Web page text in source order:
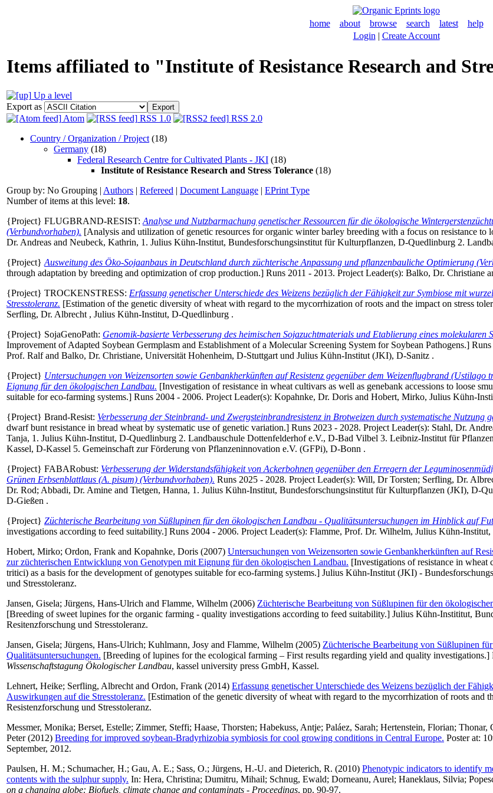
home about browse search latest
help
Login | Create Account
Items affiliated to "Institute of Resistance Research and
Up a level
Export as
Atom
RSS 1.0
RSS 2.0
Country / Organization / Project (18)
Germany (18)
Federal Research Centre for Cultivated Plants - JKI (18)
Institute of Resistance Research and Stress Tolerance (18)
Group by: No Grouping | Authors | Refereed | Document Language | EPrint Type
Number of items at this level: 18.
{Project} FLUGBRAND-RESIST: Analyse und Nutzbarmachung genetischer Ressourcen für die ökologische
(Verbundvorhaben). [Analysis and utilization of genetic resources for organic winter barley breeding with a focus on resistance
Dr. Andreas and Neubeck, Kathrin, 1. Julius Kühn-Institut, Bundesforschungsinstitut für Kulturpflanzen, D-Quedlinburg 2.
{Project} Ausweitung des Öko-Sojaanbaus in Deutschland durch züchterische Anpassung und pflanzenbauliche Optimierung
through adaptation by breeding and optimization of crop production.] Runs 2011 - 2013. Project Leader(s): Balko, Dr. Christiane
{Project} TROCKENSTRESS: Erfassung genetischer Unterschiede des Weizens bezüglich der Fähigkeit zur Symbiose mit
Stresstoleranz. [Estimation of the genetic diversity of wheat with regard to the mycorrhization of roots and the impact on stress
Serfling, Dr. Albrecht , Julius Kühn-Institut, D-Quedlinburg .
{Project} SojaGenoPath: Genomik-basierte Verbesserung des heimischen Sojazuchtmaterials und Etablierung eines molekularen
Improvement of Adapted Soybean Germplasm and Establishment of a Molecular Screening System for Soybean Pathogens.]
Prof. Ralfand Balko, Dr. Christiane, Universität Hohenheim, D-Stuttgart und Julius Kühn-Institut (JKI), D-Sanitz .
{Project} Untersuchungen von Weizensorten sowie Genbankherkünften auf Resistenz gegenüber dem Weizenflugbrand
Eignung für den ökologischen Landbau. [Investigation of resistance in wheat cultivars as well as genebank accessions to loose
suitable for eco-farming systems.] Runs 2004 - 2006. Project Leader(s): Kopahnke, Dr. Doris and Hobert, Mirko, Julius Kühn-
{Project} Brand-Resist: Verbesserung der Steinbrand- und Zwergsteinbrandresistenz in Brotweizen durch systematische Nutzung
dwarf bunt resistance in bread wheat by systematic use of genetic variation.] Runs 2023 - 2028. Project Leader(s): Stahl, Dr.
Tanja, 1. Julius Kühn-Institut, D-Quedlinburg 2. Landbauschule Dottenfelderhof e.V., D-Bad Vilbel 3. Leibniz-Institut für
Kassel, D-Kassel 5. Gemeinschaft zur Förderung von Pflanzeninnovation e.V. (GFPi), D-Bonn .
{Project} FABARobust: Verbesserung der Widerstandsfähigkeit von Ackerbohnen gegenüber den Erregern der
Grünen Erbsenblattlaus (A. pisum) (Verbundvorhaben). Runs 2025 - 2028. Project Leader(s): Will, Dr Torsten; Serfling, Dr.
Dr. Rod; Abbadi, Dr. Amine and Tietgen, Hanna, 1. Julius Kühn-Institut, Bundesforschungsinstitut für Kulturpflanzen (JKI), D-
D-Gießen .
{Project} Züchterische Bearbeitung von Süßlupinen für den ökologischen Landbau - Qualitätsuntersuchungen im Hinblick auf
investigations according to feed suitability.] Runs 2004 - 2006. Project Leader(s): Flamme, Prof. Dr. Wilhelm, Julius Kühn-
Hobert, Mirko; Ordon, Frank and Kopahnke, Doris (2007) Untersuchungen von Weizensorten sowie Genbankherkünften auf
zur züchterischen Entwicklung von Genotypen mit Eignung für den ökologischen Landbau. [Investigations of resistance in wheat
tritici) as a basis for the development of genotypes suitable for eco-farming systems.] Julius Kühn-Institut (JKI) -
und Stresstoleranz.
Jansen, Gisela; Jürgens, Hans-Ulrich and Flamme, Wilhelm (2006) Züchterische Bearbeitung von Süßlupinen für den
[Breeding of sweet lupines for the organic farming - quality investigations according to feed suitability.] Julius Kühn-Instititut,
Resitenzforschung und Stresstoleranz.
Jansen, Gisela; Jürgens, Hans-Ulrich; Kuhlmann, Josy and Flamme, Wilhelm (2005) Züchterische Bearbeitung von Süßlupinen
Qualitätsuntersuchungen. [Breeding of lupines for the ecological farming – First results regarding yield and quality investigations.]
Wissenschaftstagung Ökologischer Landbau, kassel university press GmbH, Kassel.
Lehnert, Heike; Serfling, Albrecht and Ordon, Frank (2014) Erfassung genetischer Unterschiede des Weizens bezüglich der
Auswirkungen auf die Stresstoleranz. [Estimation of the genetic diversity of wheat with regard to the mycorrhization of roots
Resistenzforschung und Stresstoleranz.
Messmer, Monika; Berset, Estelle; Zimmer, Steffi; Haase, Thorsten; Habekuss, Antje; Paláez, Sarah; Hertenstein, Florian; Thonar,
Peter(2012) Breeding for improved soybean-Bradyrhizobia symbiosis for cool growing conditions in Central Europe. Poster at:
September, 2012.
Paulsen, H. M.; Schumacher, H.; Gau, A. E.; Sass, O.; Jürgens, H.-U. and Dieterich, R. (2010) Phenotypic indicators to identify
contents with the sulphur supply. In: Hera, Christina; Dumitru, Mihail; Schnug, Ewald; Dorneanu, Aurel; Haneklaus, Silvia;
on a changing globe: Biofuels, climate change and contaminats - Proceedings, pp. 90-97.